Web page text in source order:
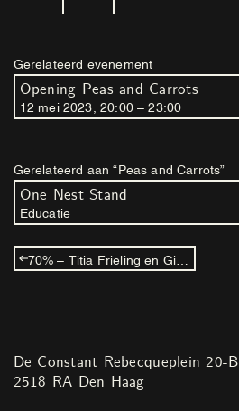
Gerelateerd evenement
Opening Peas and Carrots
12 mei 2023 ,20: 00–23 :00
Gerelateerd aan “Peas and Carrots”
One Nest Stand
Educatie
De Constant Rebecqueplein 20-B
2518 RA Den Haag